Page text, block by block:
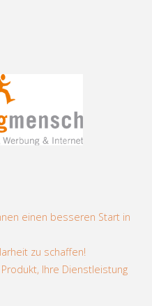
einen besseren Start in
zu schaffen!
Ihre Dienstleistung